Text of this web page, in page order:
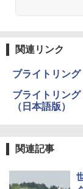
関連リンク
ブライトリン
ブライトリン
（日本語版）
関連記事